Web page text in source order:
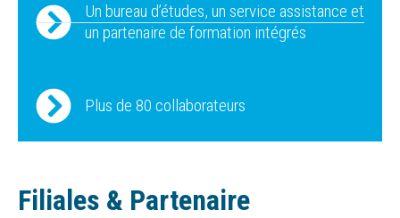
Un bureau d’études, un service assistance et
un partenaire de formation intégrés
Plus de 80 collaborateurs
Filiales & Partenaire